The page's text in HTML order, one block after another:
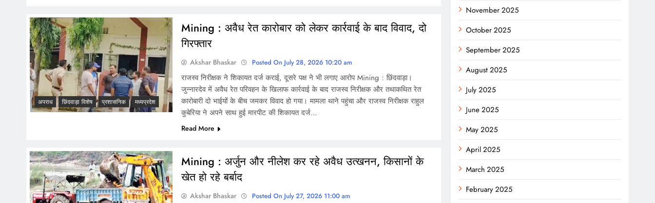
अपराध छिंदवाड़ा विशेष प्रशासनिक मध्यप्रदेश
Mining : अवैध रेत कारोबार को लेकर कार्रवाई के बाद विवाद, दो
गिरफ्तार
Akshar Bhaskar Posted On July 28, 2026 10:20 am
राजस्व निरीक्षक ने शिकायत दर्ज कराई, दूसरे पक्ष ने भी लगाए आरोप Mining : छिंदवाड़ा।
जुन्नारदेव में अवैध रेत परिवहन के खिलाफ कार्रवाई के बाद राजस्व निरीक्षक और तथाकथित रेत
कारोबारी दो भाईयों के बीच जमकर विवाद हो गया। मामला थाने पहुंचा और राजस्व निरीक्षक राहुल
कुबेरिया ने अपने साथ हुई मारपीट की शिकायत दर्ज…
Read More
Mining : अर्जुन और नीलेश कर रहे अवैध उत्खनन, किसानों के
खेत हो रहे बर्बाद
Akshar Bhaskar Posted On July 27, 2026 11:00 am
November 2025
October 2025
September 2025
August 2025
July 2025
June 2025
May 2025
April 2025
March 2025
February 2025